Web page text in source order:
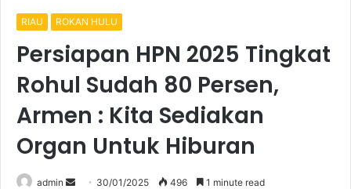
RIAU ROKAN HULU
Persiapan HPN 2025 Tingkat
Rohul Sudah 80 Persen,
Armen : Kita Sediakan
Organ Untuk Hiburan
admin
Send 30/01/2025 496 1 minute read